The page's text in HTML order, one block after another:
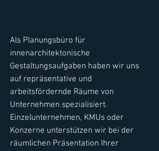
Als Planungsbüro für
innenarchitektonische
Gestaltungsaufgaben haben wir uns
auf repräsentative und
arbeitsfördernde Räume von
Unternehmen spezialisiert.
Einzelunternehmen, KMUs oder
Konzerne unterstützen wir bei der
räumlichen Präsentation Ihrer